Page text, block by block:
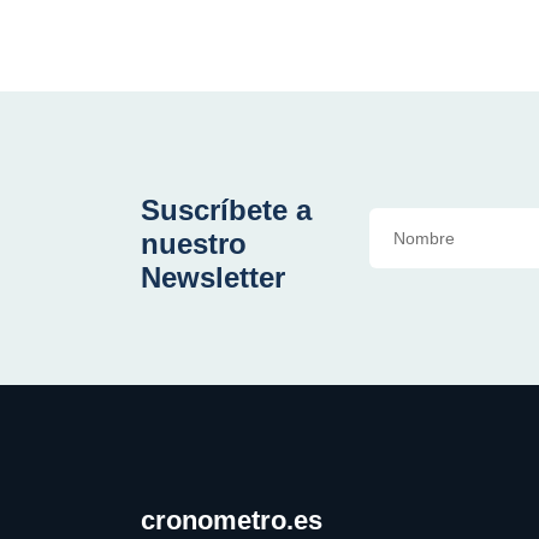
Suscríbete a
nuestro
Newsletter
cronometro.es